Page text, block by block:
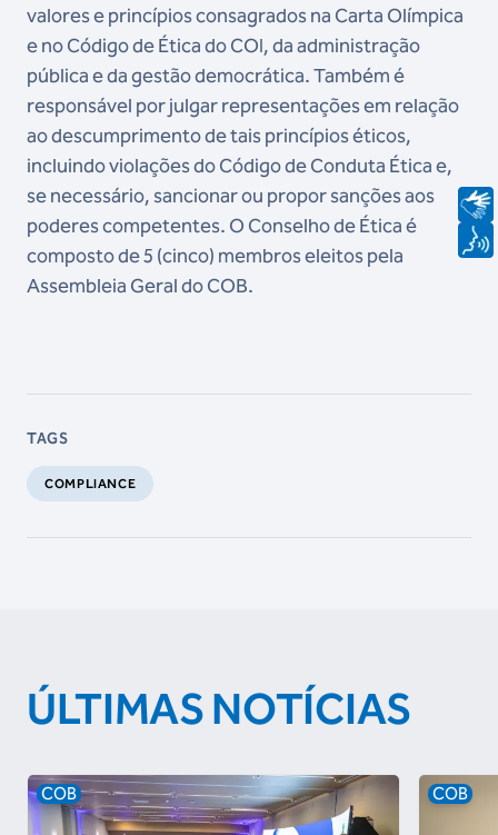
valores e princípios consagrados na Carta Olímpica
e no Código de Ética do COI, da administração
pública e da gestão democrática. Também é
responsável por julgar representações em relação
ao descumprimento de tais princípios éticos,
incluindo violações do Código de Conduta Ética e,
se necessário, sancionar ou propor sanções aos
poderes competentes. O Conselho de Ética é
composto de 5 (cinco) membros eleitos pela
Assembleia Geral do COB.
TAGS
COMPLIANCE
ÚLTIMAS NOTÍCIAS
COB COB